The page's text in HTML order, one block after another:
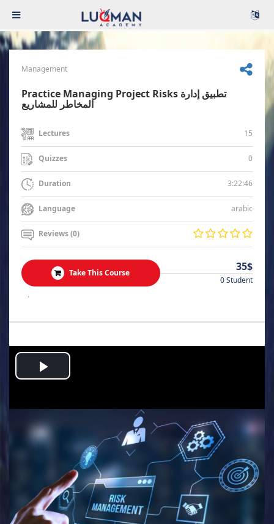
Management
Practice Managing Project Risks تطبيق إدارة
المخاطر للمشاريع
Lectures 15
Quizzes 0
Duration 3:22:46
Language arabic
Reviews (0)
Take This Course 35$
0 Student
.
Play
Video